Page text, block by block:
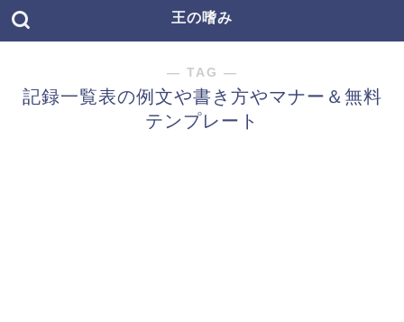
王の嗜み
― TAG ―
記録一覧表の例文や書き方やマナー＆無料
テンプレート